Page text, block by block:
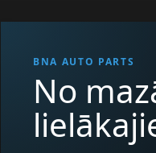
BNA AUTO PARTS
No